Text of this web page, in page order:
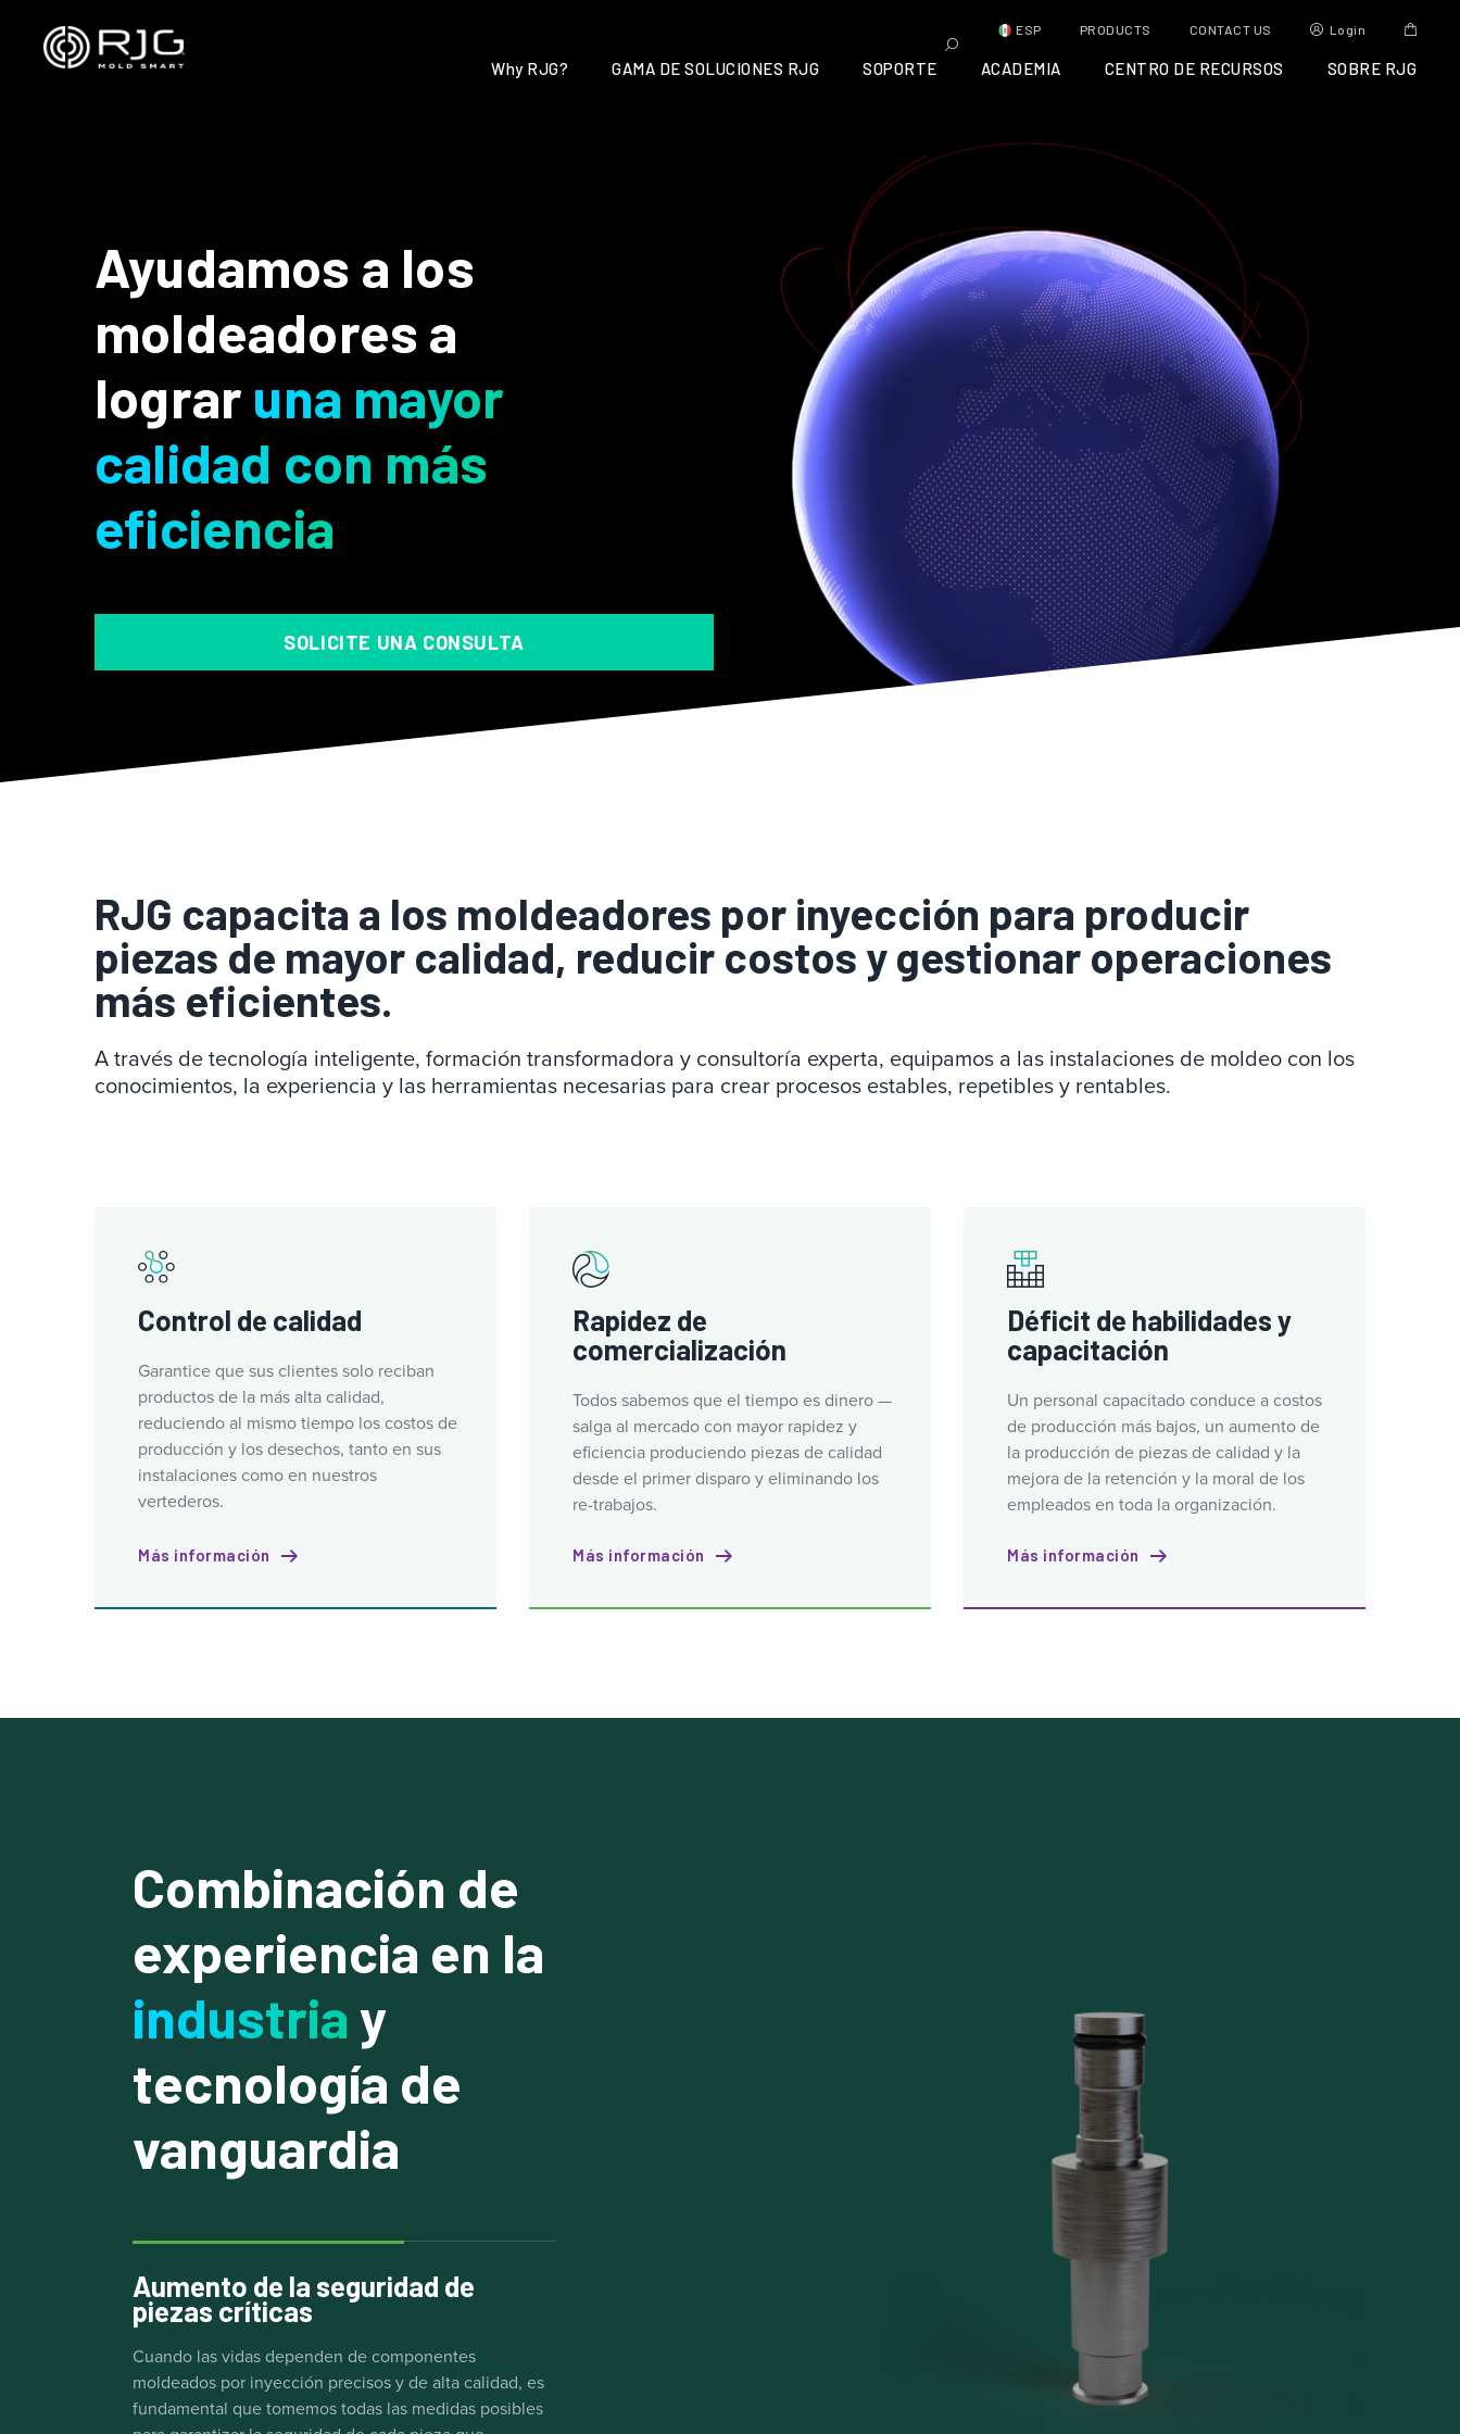
contenido
ESP PRODUCTS CONTACT US Login
Why RJG? GAMA DE SOLUCIONES RJG SOPORTE ACADEMIA CENTRO DE RECURSOS SOBRE RJG
Ayudamos a los
moldeadores a
lograr una mayor
calidad con más
eficiencia
SOLICITE UNA CONSULTA
RJG capacita a los moldeadores por inyección para producir
piezas de mayor calidad, reducir costos y gestionar operaciones
más eficientes.
A través de tecnología inteligente, formación transformadora y consultoría experta, equipamos a las instalaciones de moldeo con los
conocimientos, la experiencia y las herramientas necesarias para crear procesos estables, repetibles y rentables.
Control de calidad
Garantice que sus clientes solo reciban
productos de la más alta calidad,
reduciendo al mismo tiempo los costos de
producción y los desechos, tanto en sus
instalaciones como en nuestros
vertederos.
Más información
Rapidez de
comercialización
Todos sabemos que el tiempo es dinero —
salga al mercado con mayor rapidez y
eficiencia produciendo piezas de calidad
desde el primer disparo y eliminando los
re-trabajos.
Más información
Déficit de habilidades y
capacitación
Un personal capacitado conduce a costos
de producción más bajos, un aumento de
la producción de piezas de calidad y la
mejora de la retención y la moral de los
empleados en toda la organización.
Más información
Combinación de
experiencia en la
industria y
tecnología de
vanguardia
Aumento de la seguridad de
piezas críticas
Cuando las vidas dependen de componentes
moldeados por inyección precisos y de alta calidad, es
fundamental que tomemos todas las medidas posibles